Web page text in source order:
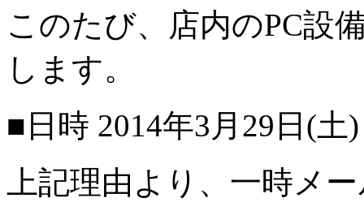
このたび、店内のPC設
します。
■日時 2014年3月29日(土)
上記理由より、一時メ